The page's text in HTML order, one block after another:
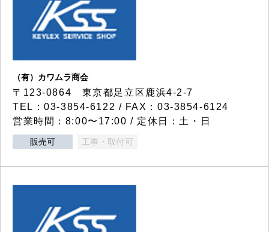
（有）カワムラ商会
〒123-0864 東京都足立区鹿浜4-2-7
TEL：03-3854-6122 / FAX：03-3854-6124
営業時間：8:00〜17:00 / 定休日：土・日
販売可 工事・取付可